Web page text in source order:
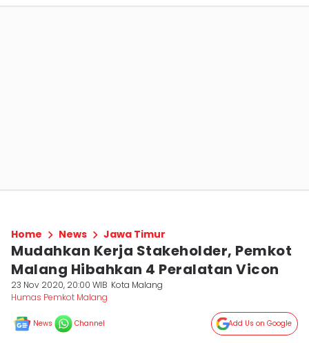
Home News Jawa Timur
Mudahkan Kerja Stakeholder, Pemkot
Malang Hibahkan 4 Peralatan Vicon
23 Nov 2020, 20:00 WIB Kota Malang
Humas Pemkot Malang
News Channel Add Us on Google